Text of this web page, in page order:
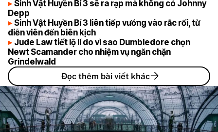
Sinh Vật Huyền Bí 3 sẽ ra rạp mà không có Johnny
Depp
Sinh Vật Huyền Bí 3 liên tiếp vướng vào rắc rối, từ
diễn viên đến biên kịch
Jude Law tiết lộ lí do vì sao Dumbledore chọn
Newt Scamander cho nhiệm vụ ngăn chặn
Grindelwald
Đọc thêm bài viết khác